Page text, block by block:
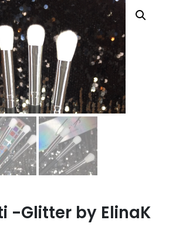
-Glitter by ElinaK